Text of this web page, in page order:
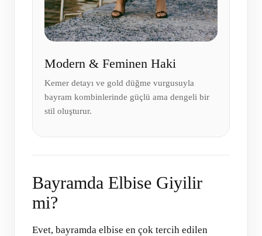
Modern & Feminen Haki
Kemer detayı ve gold düğme vurgusuyla
bayram kombinlerinde güçlü ama dengeli bir
stil oluşturur.
Bayramda Elbise Giyilir
mi?
Evet, bayramda elbise en çok tercih edilen